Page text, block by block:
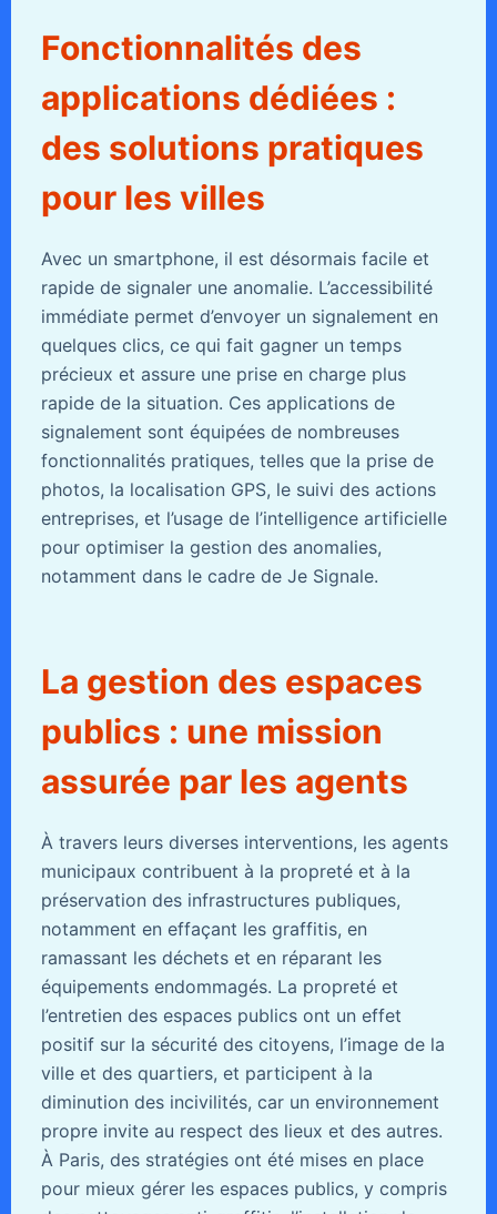
Fonctionnalités des
applications dédiées :
des solutions pratiques
pour les villes
Avec un smartphone, il est désormais facile et
rapide de signaler une anomalie. L’accessibilité
immédiate permet d’envoyer un signalement en
quelques clics, ce qui fait gagner un temps
précieux et assure une prise en charge plus
rapide de la situation. Ces applications de
signalement sont équipées de nombreuses
fonctionnalités pratiques, telles que la prise de
photos, la localisation GPS, le suivi des actions
entreprises, et l’usage de l’intelligence artificielle
pour optimiser la gestion des anomalies,
notamment dans le cadre de Je Signale.
La gestion des espaces
publics : une mission
assurée par les agents
À travers leurs diverses interventions, les agents
municipaux contribuent à la propreté et à la
préservation des infrastructures publiques,
notamment en effaçant les graffitis, en
ramassant les déchets et en réparant les
équipements endommagés. La propreté et
l’entretien des espaces publics ont un effet
positif sur la sécurité des citoyens, l’image de la
ville et des quartiers, et participent à la
diminution des incivilités, car un environnement
propre invite au respect des lieux et des autres.
À Paris, des stratégies ont été mises en place
pour mieux gérer les espaces publics, y compris